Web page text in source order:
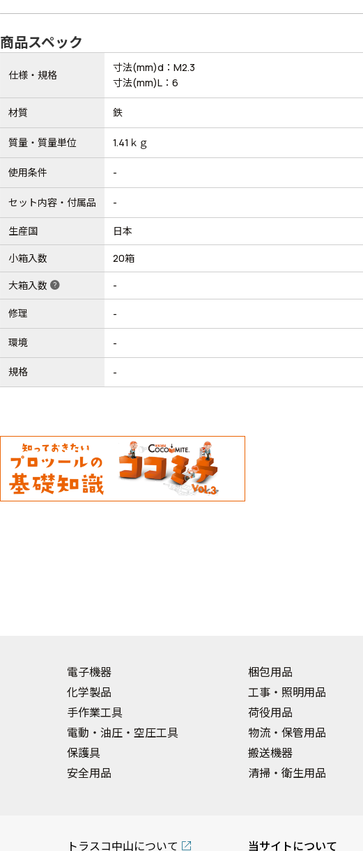
商品スペック
仕様・規格
寸法(mm)d：M2.3
寸法(mm)L：6
材質 鉄
質量・質量単位 1.41ｋｇ
使用条件 -
セット内容・付属品 -
生産国 日本
小箱入数 20箱
大箱入数 help -
修理 -
環境 -
規格 -
電子機器
化学製品
手作業工具
電動・油圧・空圧工具
保護具
安全用品
梱包用品
工事・照明用品
荷役用品
物流・保管用品
搬送機器
清掃・衛生用品
トラスコ中山について 当サイトについて